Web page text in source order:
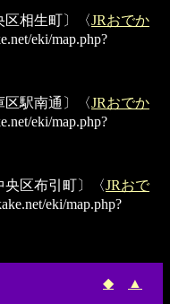
区相生町〕〈JRおでか
eki/map.php?
区駅南通〕〈JRおでか
eki/map.php?
央区布引町〕〈JRおで
eki/map.php?
◆ ▲